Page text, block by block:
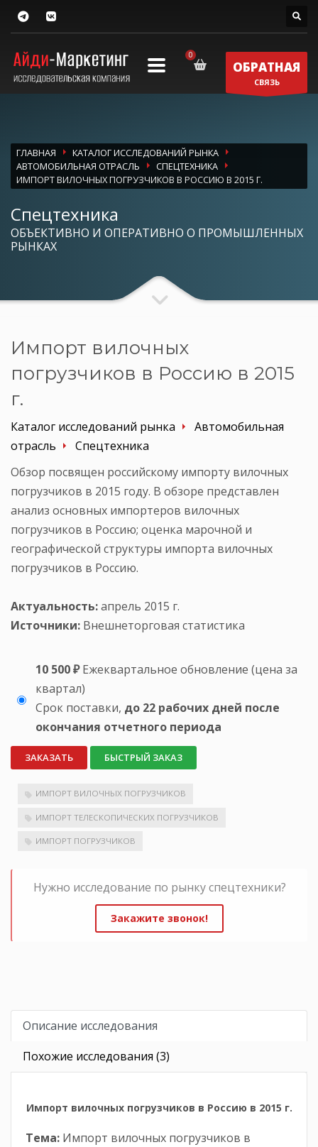
ОБРАТНАЯ
СВЯЗЬ
ГЛАВНАЯ
КАТАЛОГ ИССЛЕДОВАНИЙ РЫНКА
АВТОМОБИЛЬНАЯ ОТРАСЛЬ
СПЕЦТЕХНИКА
ИМПОРТ ВИЛОЧНЫХ ПОГРУЗЧИКОВ В РОССИЮ В 2015 Г.
Спецтехника
ОБЪЕКТИВНО И ОПЕРАТИВНО О ПРОМЫШЛЕННЫХ
РЫНКАХ
Импорт вилочных
погрузчиков в Россию в 2015
г.
Каталог исследований рынка
Автомобильная
отрасль
Спецтехника
Обзор посвящен российскому импорту вилочных
погрузчиков в 2015 году. В обзоре представлен
анализ основных импортеров вилочных
погрузчиков в Россию; оценка марочной и
географической структуры импорта вилочных
погрузчиков в Россию.
Актуальность:апрель 2015 г.
Источники: Внешнеторговая статистика
10 500 ₽ Ежеквартальное обновление (цена за
квартал)
Срок поставки, до 22 рабочих дней после
окончания отчетного периода
ЗАКАЗАТЬ БЫСТРЫЙ ЗАКАЗ
ИМПОРТ ВИЛОЧНЫХ ПОГРУЗЧИКОВ
ИМПОРТ ТЕЛЕСКОПИЧЕСКИХ ПОГРУЗЧИКОВ
ИМПОРТ ПОГРУЗЧИКОВ
Нужно исследование по рынку спецтехники?
Закажите звонок!
Описание исследования
Похожие исследования (3)
Импорт вилочных погрузчиков в Россию в 2015 г.
Тема: Импорт вилочных погрузчиков в